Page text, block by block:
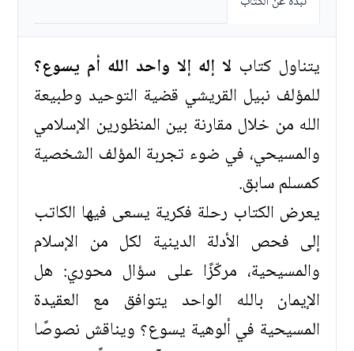
يتناول كتاب لا إله إلا واحد الله أم يسوع؟
للمؤلف نبيل القريشي قضية التوحيد وطبيعة
الله من خلال مقارنة بين المنظورين الإسلامي
والمسيحي، في ضوء تجربة المؤلف الشخصية
كمسلم سابق.
يعرض الكتاب رحلة فكرية يسعى فيها الكاتب
إلى فحص الأدلة الدينية لكل من الإسلام
والمسيحية، مركّزًا على سؤال محوري: هل
الإيمان بالله الواحد يتوافق مع العقيدة
المسيحية في ألوهية يسوع؟ ويناقش نصوصًا